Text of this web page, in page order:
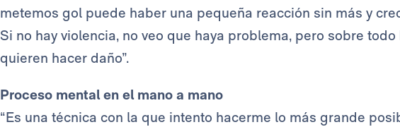
metemos gol puede haber una pequeña reacción sin más y
Si no hay violencia, no veo que haya problema, pero sobre
quieren hacer daño”.
Proceso mental en el mano a mano
“Es una técnica con la que intento hacerme lo más grande